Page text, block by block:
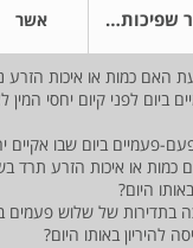
מספר שפיכות ביום ואיכות/כמות זרע אשר
האם כמות או איכות
ביום לפני קיום יחסי
פעמיים ביום שבו אקיים
כמות או איכות הזרע תרד
היום?
בתדירות של שלוש פעמים
להיריון באותו היום?